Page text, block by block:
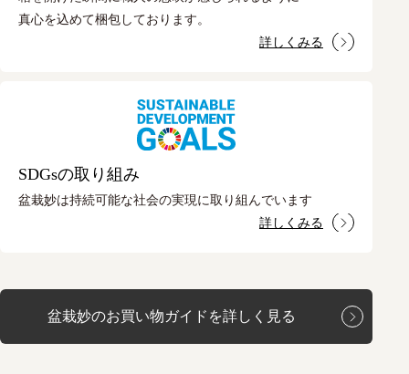
真心を込めて梱包しております。
詳しくみる
SDGsの取り組み
盆栽妙は持続可能な社会の実現に取り組んでいます
詳しくみる
盆栽妙のお買い物ガイドを詳しく見る